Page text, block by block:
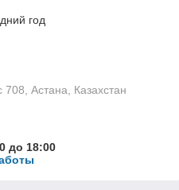
год
Астана, Казахстан
до 18:00